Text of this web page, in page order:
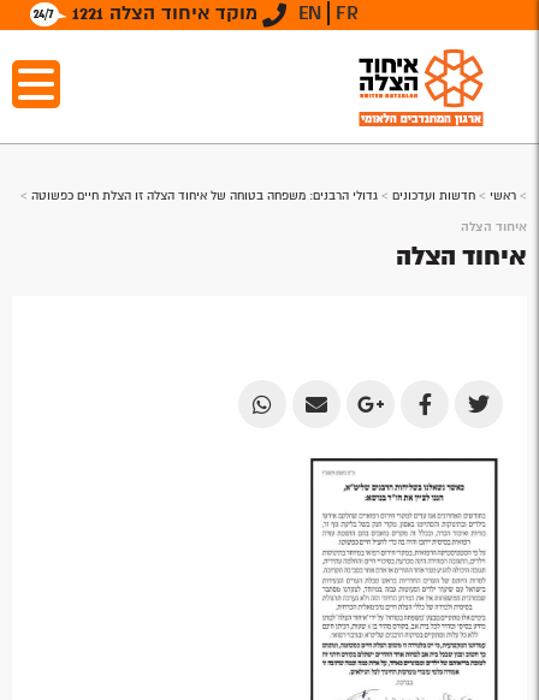
מוקד איחוד הצלה 1221 EN FR
> ראשי > חדשות ועדכונים > גדולי הרבנים: משפחה בטוחה של איחוד הצלה זו הצלת חיים כפשוטה >
איחוד הצלה
איחוד הצלה
Share
Twitter
Share
Facebook
Share
Google
Plus
Share
Share